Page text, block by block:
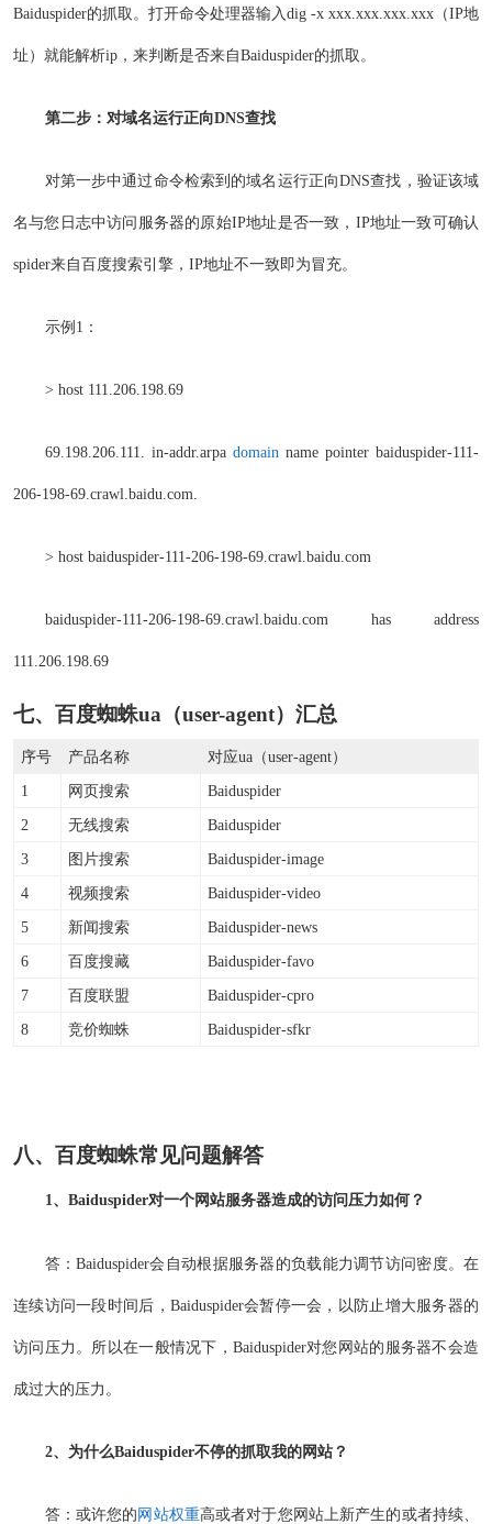
Baiduspider的抓取。打开命令处理器输入dig -x xxx.xxx.xxx.xxx（IP地
址）就能解析ip，来判断是否来自Baiduspider的抓取。
第二步：对域名运行正向DNS查找
对第一步中通过命令检索到的域名运行正向DNS查找，验证该域
名与您日志中访问服务器的原始IP地址是否一致，IP地址一致可确认
spider来自百度搜索引擎，IP地址不一致即为冒充。
示例1：
> host 111.206.198.69
69.198.206.111. in-addr.arpa domain name pointer baiduspider-111-
206-198-69.crawl.baidu.com.
> host baiduspider-111-206-198-69.crawl.baidu.com
baiduspider-111-206-198-69.crawl.baidu.com has address
111.206.198.69
七、百度蜘蛛ua（user-agent）汇总
序号 产品名称
对应ua（user-agent）
1
网页搜索
Baiduspider
2
无线搜索
Baiduspider
3
图片搜索
Baiduspider-image
4
视频搜索
Baiduspider-video
5
新闻搜索
Baiduspider-news
6
百度搜藏
Baiduspider-favo
7
百度联盟
Baiduspider-cpro
8
竞价蜘蛛 Baiduspider-sfkr
八、百度蜘蛛常见问题解答
1、Baiduspider对一个网站服务器造成的访问压力如何？
答：Baiduspider会自动根据服务器的负载能力调节访问密度。在
连续访问一段时间后，Baiduspider会暂停一会，以防止增大服务器的
访问压力。所以在一般情况下，Baiduspider对您网站的服务器不会造
成过大的压力。
2、为什么Baiduspider不停的抓取我的网站？
答：或许您的网站权重高或者对于您网站上新产生的或者持续、